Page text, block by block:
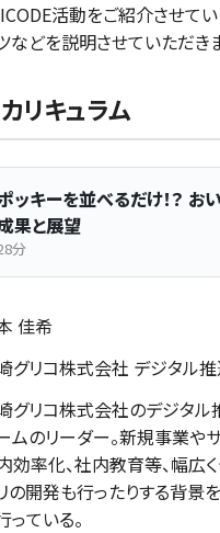
活動をご紹介させて
などを説明させていただき
カリキュラム
ッキーを並べるだけ！？ お
果と展望
分
佳希
グリコ株式会社 デジタル
グリコ株式会社のデジタル
ムのリーダー。新規事業や
効率化、社内教育等、幅広
の開発も行ったりする背景
っている。